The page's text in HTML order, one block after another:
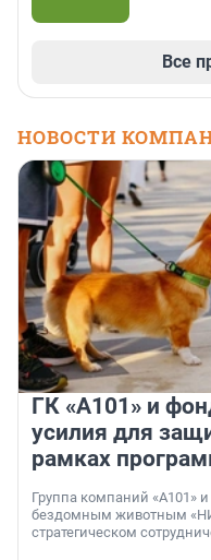
Все
НОВОСТИ
ГК «А101» и
усилия для
рамках
Группа компаний «А101»
бездомным животным
стратегическом